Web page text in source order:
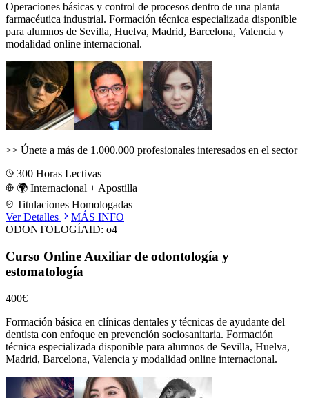
Operaciones básicas y control de procesos dentro de una planta
farmacéutica industrial. Formación técnica especializada disponible
para alumnos de Sevilla, Huelva, Madrid, Barcelona, Valencia y
modalidad online internacional.
>> Únete a más de 1.000.000 profesionales interesados en el sector
300 Horas Lectivas
🌍 Internacional + Apostilla
Titulaciones Homologadas
Ver Detalles
MÁS INFO
ODONTOLOGÍAID: o4
Curso Online Auxiliar de odontología y
estomatología
400€
Formación básica en clínicas dentales y técnicas de ayudante del
dentista con enfoque en prevención sociosanitaria. Formación
técnica especializada disponible para alumnos de Sevilla, Huelva,
Madrid, Barcelona, Valencia y modalidad online internacional.